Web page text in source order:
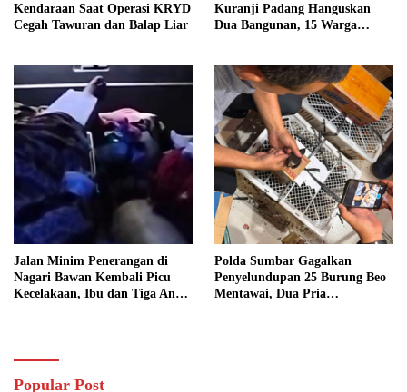
Kendaraan Saat Operasi KRYD
Cegah Tawuran dan Balap Liar
Kuranji Padang Hanguskan
Dua Bangunan, 15 Warga
Jalan Minim Penerangan di
Nagari Bawan Kembali Picu
Kecelakaan, Ibu dan Tiga Anak
Polda Sumbar Gagalkan
Penyelundupan 25 Burung Beo
Mentawai, Dua Pria
Popular Post